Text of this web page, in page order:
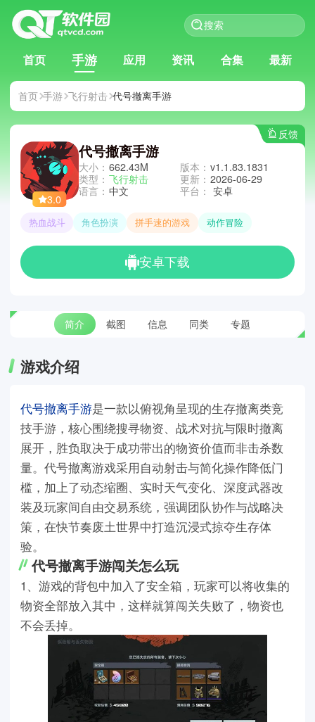
首页 手游 应用 资讯 合集 最新
首页 手游 飞行射击 代号撤离手游
反馈
3.0
代号撤离手游
大小： 662.43M
类型： 飞行射击
语言： 中文
版本： v1.1.83.1831
更新： 2026-06-29
平台： 安卓
热血战斗 角色扮演 拼手速的游戏 动作冒险
安卓下载
简介 截图 信息 同类 专题
游戏介绍
代号撤离手游是一款以俯视角呈现的生存撤离类竞
技手游，核心围绕搜寻物资、战术对抗与限时撤离
展开，胜负取决于成功带出的物资价值而非击杀数
量。代号撤离游戏采用自动射击与简化操作降低门
槛，加上了动态缩圈、实时天气变化、深度武器改
装及玩家间自由交易系统，强调团队协作与战略决
策，在快节奏废土世界中打造沉浸式掠夺生存体
验。
代号撤离手游闯关怎么玩
1、游戏的背包中加入了安全箱，玩家可以将收集的
物资全部放入其中，这样就算闯关失败了，物资也
不会丢掉。